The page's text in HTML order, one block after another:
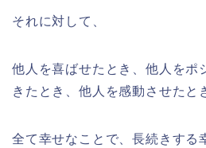
それに対して、
他人を喜ばせたとき、他人をポ
きたとき、他人を感動させたと
全て幸せなことで、長続きする